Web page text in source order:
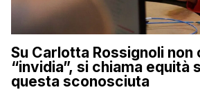
Su Carlotta Rossignoli non
“invidia”, si chiama equità
questa sconosciuta